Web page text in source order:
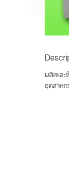
ผลิตและ
อุตสาห